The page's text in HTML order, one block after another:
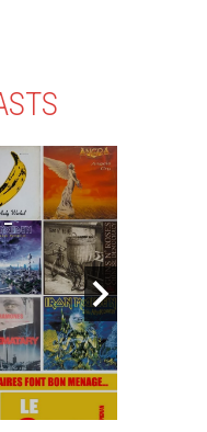
– Seven
!!!